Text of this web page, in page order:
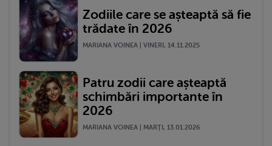
Zodiile care se așteaptă să fie
trădate în 2026
MARIANA VOINEA | VINERI, 14.11.2025
Patru zodii care așteaptă
schimbări importante în
2026
MARIANA VOINEA | MARŢI, 13.01.2026